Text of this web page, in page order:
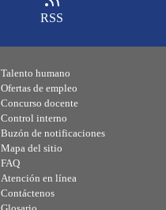
RSS
Talento humano
Ofertas de empleo
Concurso docente
Control interno
Buzón de notificaciones
Mapa del sitio
FAQ
Atención en línea
Contáctenos